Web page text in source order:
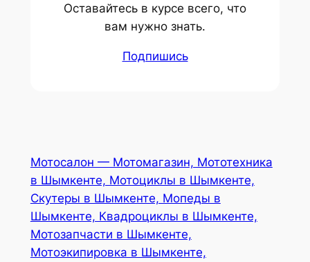
Оставайтесь в курсе всего, что
вам нужно знать.
Подпишись
Мотосалон — Мотомагазин, Мототехника
в Шымкенте, Мотоциклы в Шымкенте,
Скутеры в Шымкенте, Мопеды в
Шымкенте, Квадроциклы в Шымкенте,
Мотозапчасти в Шымкенте,
Мотоэкипировка в Шымкенте,